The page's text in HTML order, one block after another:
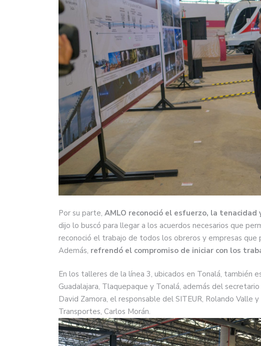
Por su parte, AMLO reconoció el esfuerzo, la
dijo lo buscó para llegar a los acuerdos necesarios que
reconoció el trabajo de todos los obreros y empresas que
Además, refrendó el compromiso de iniciar con los
En los talleres de la línea 3, ubicados en Tonalá, también
Guadalajara, Tlaquepaque y Tonalá, además del
David Zamora, el responsable del SITEUR, Rolando Valle
Transportes, Carlos Morán.